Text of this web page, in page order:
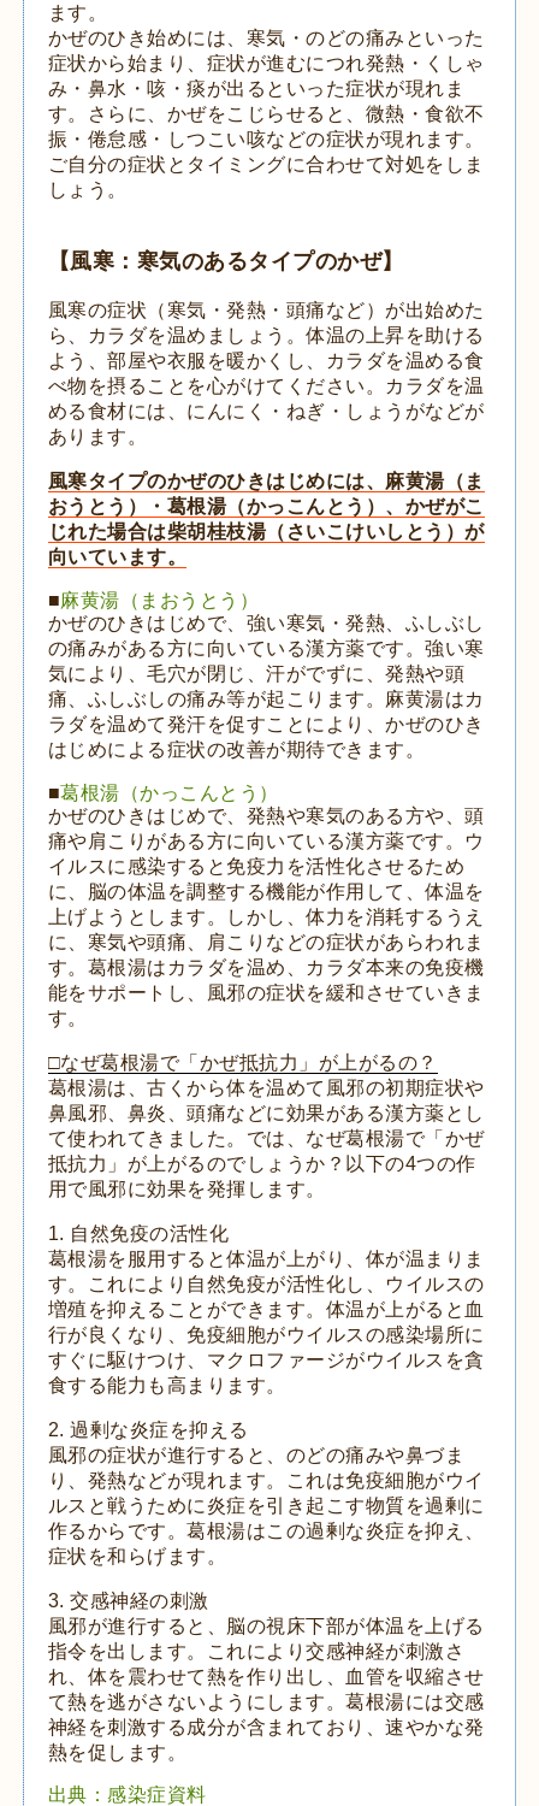
ます。
かぜのひき始めには、寒気・のどの痛みといった
症状から始まり、症状が進むにつれ発熱・くしゃ
み・鼻水・咳・痰が出るといった症状が現れま
す。さらに、かぜをこじらせると、微熱・食欲不
振・倦怠感・しつこい咳などの症状が現れます。
ご自分の症状とタイミングに合わせて対処をしま
しょう。
【風寒：寒気のあるタイプのかぜ】
風寒の症状（寒気・発熱・頭痛など）が出始めた
ら、カラダを温めましょう。体温の上昇を助ける
よう、部屋や衣服を暖かくし、カラダを温める食
べ物を摂ることを心がけてください。カラダを温
める食材には、にんにく・ねぎ・しょうがなどが
あります。
風寒タイプのかぜのひきはじめには、麻黄湯（ま
おうとう）・葛根湯（かっこんとう）、かぜがこ
じれた場合は柴胡桂枝湯（さいこけいしとう）が
向いています。
■麻黄湯（まおうとう）
かぜのひきはじめで、強い寒気・発熱、ふしぶし
の痛みがある方に向いている漢方薬です。強い寒
気により、毛穴が閉じ、汗がでずに、発熱や頭
痛、ふしぶしの痛み等が起こります。麻黄湯はカ
ラダを温めて発汗を促すことにより、かぜのひき
はじめによる症状の改善が期待できます。
■葛根湯（かっこんとう）
かぜのひきはじめで、発熱や寒気のある方や、頭
痛や肩こりがある方に向いている漢方薬です。ウ
イルスに感染すると免疫力を活性化させるため
に、脳の体温を調整する機能が作用して、体温を
上げようとします。しかし、体力を消耗するうえ
に、寒気や頭痛、肩こりなどの症状があらわれま
す。葛根湯はカラダを温め、カラダ本来の免疫機
能をサポートし、風邪の症状を緩和させていきま
す。
□なぜ葛根湯で「かぜ抵抗力」が上がるの？
葛根湯は、古くから体を温めて風邪の初期症状や
鼻風邪、鼻炎、頭痛などに効果がある漢方薬とし
て使われてきました。では、なぜ葛根湯で「かぜ
抵抗力」が上がるのでしょうか？以下の4つの作
用で風邪に効果を発揮します。
1. 自然免疫の活性化
葛根湯を服用すると体温が上がり、体が温まりま
す。これにより自然免疫が活性化し、ウイルスの
増殖を抑えることができます。体温が上がると血
行が良くなり、免疫細胞がウイルスの感染場所に
すぐに駆けつけ、マクロファージがウイルスを貪
食する能力も高まります。
2. 過剰な炎症を抑える
風邪の症状が進行すると、のどの痛みや鼻づま
り、発熱などが現れます。これは免疫細胞がウイ
ルスと戦うために炎症を引き起こす物質を過剰に
作るからです。葛根湯はこの過剰な炎症を抑え、
症状を和らげます。
3. 交感神経の刺激
風邪が進行すると、脳の視床下部が体温を上げる
指令を出します。これにより交感神経が刺激さ
れ、体を震わせて熱を作り出し、血管を収縮させ
て熱を逃がさないようにします。葛根湯には交感
神経を刺激する成分が含まれており、速やかな発
熱を促します。
出典：感染症資料